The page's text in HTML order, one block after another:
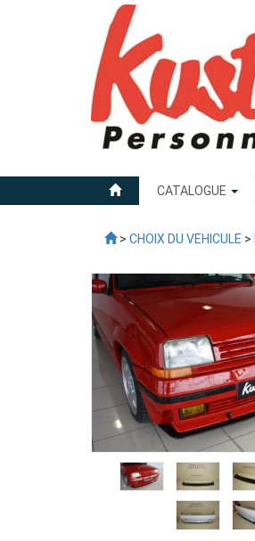
CATALOGUE
> CHOIX DU VEHICULE >